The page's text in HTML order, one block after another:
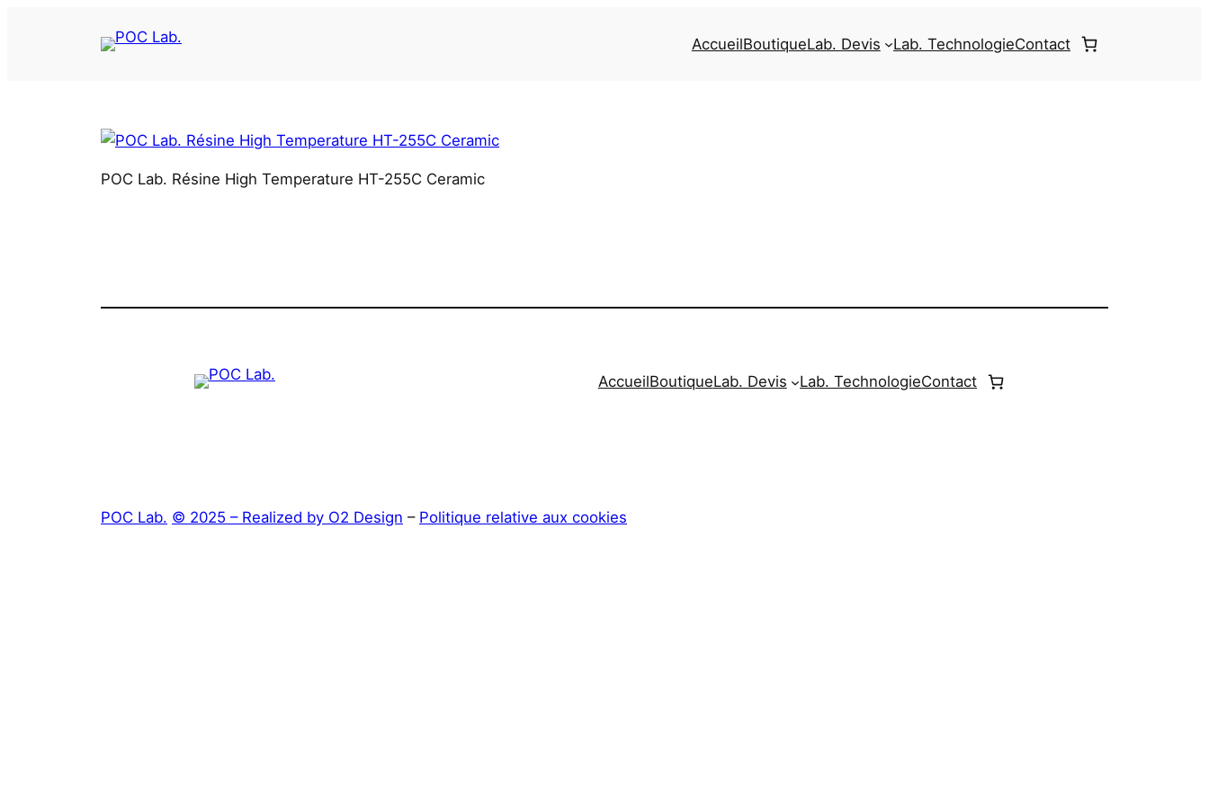
AccueilBoutiqueLab. Devis Lab. TechnologieContact
POC Lab. Résine High Temperature HT-255C Ceramic
AccueilBoutiqueLab. Devis Lab. TechnologieContact
POC Lab. © 2025 – Realized by O2 Design – Politique relative aux cookies